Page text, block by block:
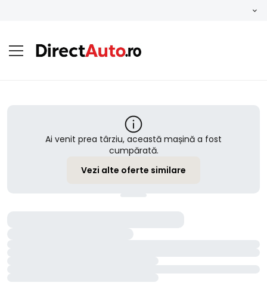
Ai venit prea târziu, această mașină a fost
cumpărată.
Vezi alte oferte similare